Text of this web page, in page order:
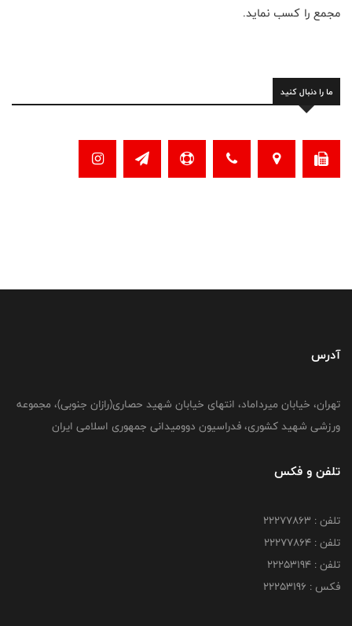
مجمع را کسب نماید.
ما را دنبال کنید
آدرس
تهران، خیابان میرداماد، انتهای خیابان شهید حصاری(رازان جنوبی)، مجموعه
ورزشی شهید کشوری، فدراسیون دوومیدانی جمهوری اسلامی ایران
تلفن و فکس
تلفن : 22277863
تلفن : 22277864
تلفن : 22253194
فکس : 22253196